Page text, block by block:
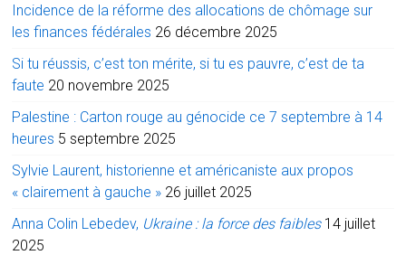
Incidence de la réforme des allocations de chômage sur
les finances fédérales 26 décembre 2025
Si tu réussis, c’est ton mérite, si tu es pauvre, c’est de ta
faute 20 novembre 2025
Palestine : Carton rouge au génocide ce 7 septembre à 14
heures 5 septembre 2025
Sylvie Laurent, historienne et américaniste aux propos
« clairement à gauche » 26 juillet 2025
Anna Colin Lebedev, Ukraine : la force des faibles 14 juillet
2025